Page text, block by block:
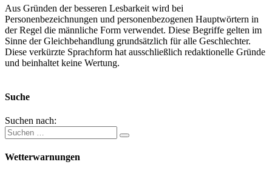
Aus Gründen der besseren Lesbarkeit wird bei
Personenbezeichnungen und personenbezogenen Hauptwörtern in
der Regel die männliche Form verwendet. Diese Begriffe gelten im
Sinne der Gleichbehandlung grundsätzlich für alle Geschlechter.
Diese verkürzte Sprachform hat ausschließlich redaktionelle Gründe
und beinhaltet keine Wertung.
Suche
Suchen nach:
Wetterwarnungen